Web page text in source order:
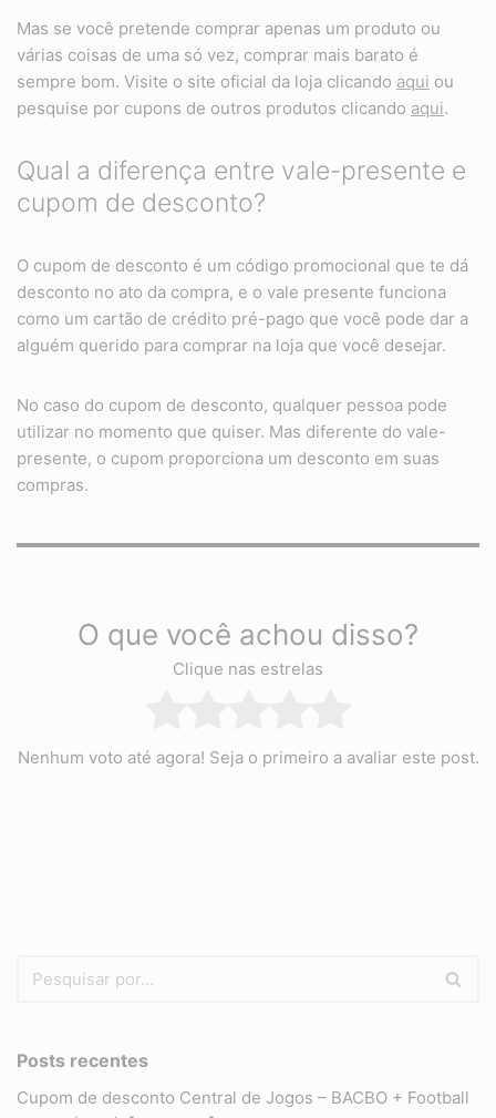
Mas se você pretende comprar apenas um produto ou
várias coisas de uma só vez, comprar mais barato é
sempre bom. Visite o site oficial da loja clicando aqui ou
pesquise por cupons de outros produtos clicando aqui.
Qual a diferença entre vale-presente e
cupom de desconto?
O cupom de desconto é um código promocional que te dá
desconto no ato da compra, e o vale presente funciona
como um cartão de crédito pré-pago que você pode dar a
alguém querido para comprar na loja que você desejar.
No caso do cupom de desconto, qualquer pessoa pode
utilizar no momento que quiser. Mas diferente do vale-
presente, o cupom proporciona um desconto em suas
compras.
O que você achou disso?
Clique nas estrelas
Nenhum voto até agora! Seja o primeiro a avaliar este post.
Posts recentes
Cupom de desconto Central de Jogos – BACBO + Football